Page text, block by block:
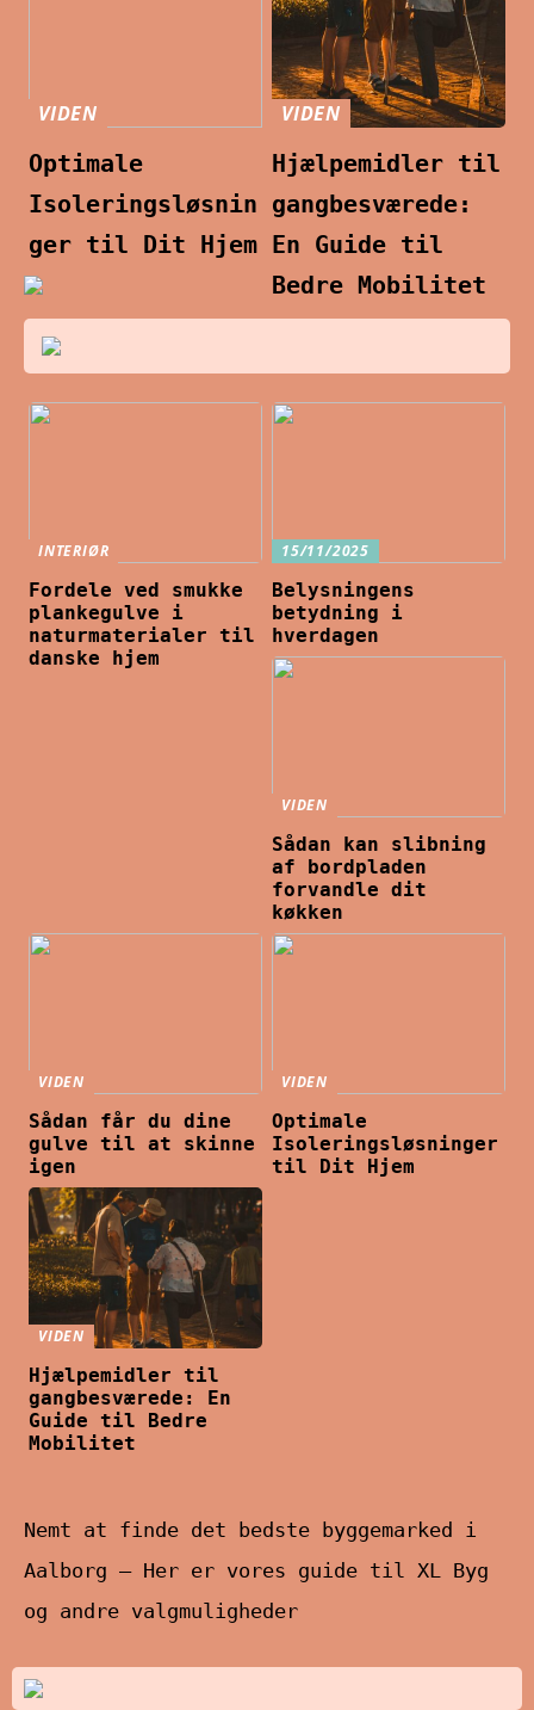
VIDEN
Optimale
Isoleringsløsnin
ger til Dit Hjem
VIDEN
Hjælpemidler til
gangbesværede:
En Guide til
Bedre Mobilitet
INTERIØR
Fordele ved smukke
plankegulve i
naturmaterialer til
danske hjem
15/11/2025
Belysningens
betydning i
hverdagen
VIDEN
Sådan kan slibning
af bordpladen
forvandle dit
køkken
VIDEN
Sådan får du dine
gulve til at skinne
igen
VIDEN
Optimale
Isoleringsløsninger
til Dit Hjem
VIDEN
Hjælpemidler til
gangbesværede: En
Guide til Bedre
Mobilitet
Nemt at finde det bedste byggemarked i
Aalborg – Her er vores guide til XL Byg
og andre valgmuligheder